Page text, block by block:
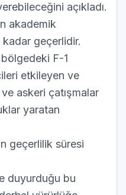
açıkladı.
akademik
kadar geçerlidir.
F-1
etkileyen ve
askeri çatışmalar
yaratan
geçerlilik süresi
duyurduğu bu